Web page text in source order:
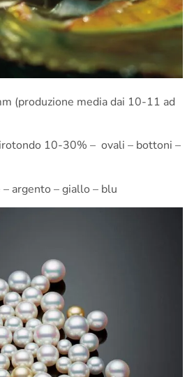
(produzione media dai 10-11 ad
10-30% – ovali – bottoni –
argento – giallo – blu